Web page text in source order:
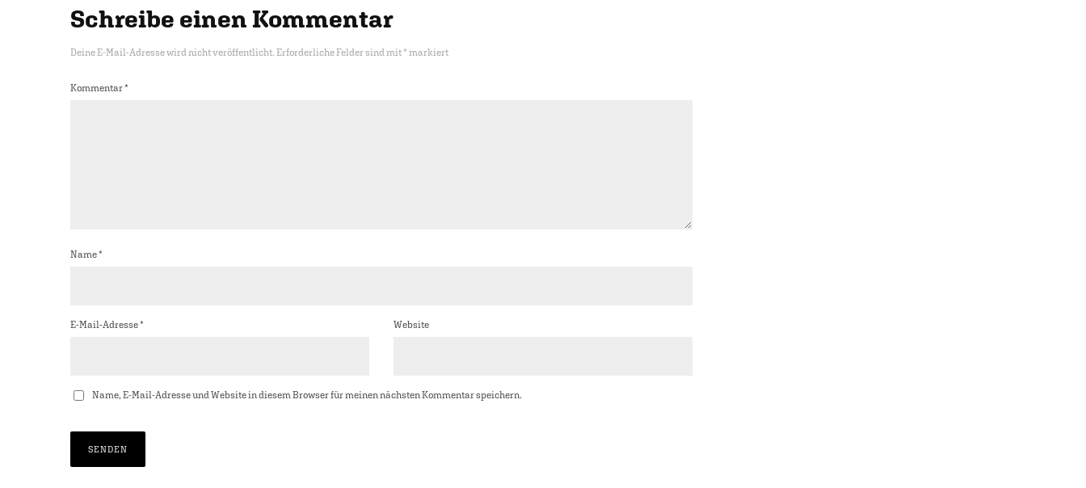
Schreibe einen Kommentar
Deine E-Mail-Adresse wird nicht veröffentlicht. Erforderliche Felder sind mit* markiert
Kommentar*
Name*
E-Mail-Adresse* Website
Name, E-Mail-Adresse und Website in diesem Browser für meinen nächsten Kommentar speichern.